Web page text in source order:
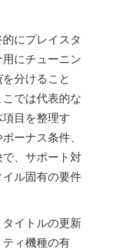
にプレイスタ
にチューニン
を分けること
では代表的な
目を整理す
ーナス条件、
、サポート対
ル固有の要件
イトルの更新
ィ機種の有